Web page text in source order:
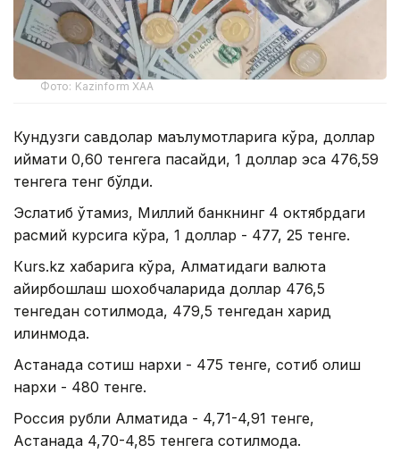
Фото: Kazinform ХАА
Кундузги савдолар маълумотларига кўра, доллар
қиймати 0,60 тенгега пасайди, 1 доллар эса 476,59
тенгега тенг бўлди.
Эслатиб ўтамиз, Миллий банкнинг 4 октябрдаги
расмий курсига кўра, 1 доллар - 477, 25 тенге.
Кurs.kz хабарига кўра, Алматидаги валюта
айирбошлаш шохобчаларида доллар 476,5
тенгедан сотилмоқда, 479,5 тенгедан харид
қилинмоқда.
Астанада сотиш нархи - 475 тенге, сотиб олиш
нархи - 480 тенге.
Россия рубли Алматида - 4,71-4,91 тенге,
Астанада 4,70-4,85 тенгега сотилмоқда.